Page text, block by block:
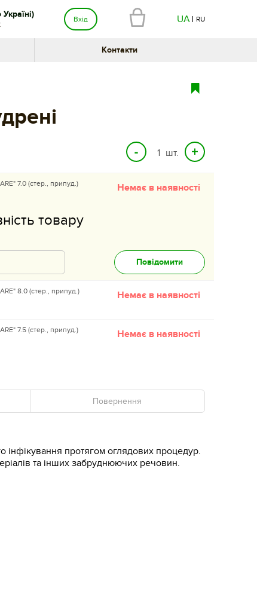
Вхід UA RU
Контакти
шт.
7.0 (стер., припуд.)
Немає в наявності
товару
Повідомити
8.0 (стер., припуд.)
Немає в наявності
7.5 (стер., припуд.)
Немає в наявності
Повернення
інфікування протягом оглядових процедур.
та інших забруднюючих речовин.